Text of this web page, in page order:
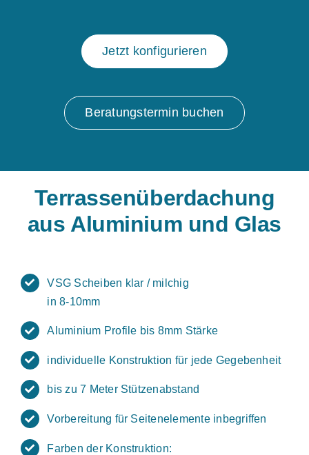
Jetzt konfigurieren
Beratungstermin buchen
Terrassenüberdachung
aus Aluminium und Glas
VSG Scheiben klar / milchig
in 8-10mm
Aluminium Profile bis 8mm Stärke
individuelle Konstruktion für jede Gegebenheit
bis zu 7 Meter Stützenabstand
Vorbereitung für Seitenelemente inbegriffen
Farben der Konstruktion: